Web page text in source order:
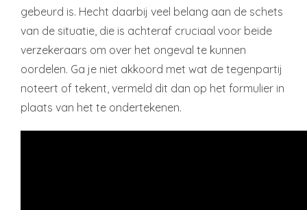
gebeurd is. Hecht daarbij veel belang aan de schets
van de situatie, die is achteraf cruciaal voor beide
verzekeraars om over het ongeval te kunnen
oordelen. Ga je niet akkoord met wat de tegenpartij
noteert of tekent, vermeld dit dan op het formulier in
plaats van het te ondertekenen.